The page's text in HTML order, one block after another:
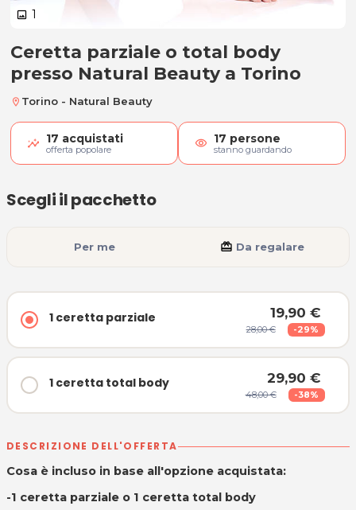
image 1
Ceretta parziale o total body
Ceretta parziale o total body
presso Natural Beauty a Torino
location_on Torino - Natural Beauty
17 acquistati
offerta popolare visibility 17 persone
stanno guardando
1 ceretta parziale 19,90 €
28,00 € -29%
1 ceretta total body 29,90 €
48,00 € -38%
Scegli il pacchetto
Per me card_giftcard Da regalare
DESCRIZIONE DELL'OFFERTA
Cosa è incluso in base all'opzione acquistata:
-1 ceretta parziale o 1 ceretta total body